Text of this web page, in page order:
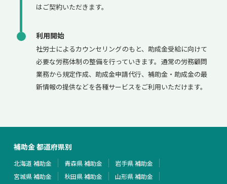
はご契約いただきます。
利用開始
社労士によるカウンセリングのもと、助成金受給に向けて
必要な労務体制の整備を行っていきます。通常の労務顧問
業務から規定作成、助成金申請代行、補助金・助成金の最
新情報の提供などを各種サービスをご利用いただけます。
補助金 都道府県別
北海道 補助金 青森県 補助金
岩手県 補助金
宮城県 補助金
秋田県 補助金
山形県 補助金